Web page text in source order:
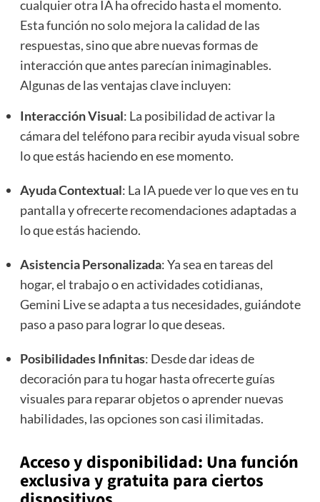
cualquier otra IA ha ofrecido hasta el momento.
Esta función no solo mejora la calidad de las
respuestas, sino que abre nuevas formas de
interacción que antes parecían inimaginables.
Algunas de las ventajas clave incluyen:
Interacción Visual: La posibilidad de activar la
cámara del teléfono para recibir ayuda visual sobre
lo que estás haciendo en ese momento.
Ayuda Contextual: La IA puede ver lo que ves en tu
pantalla y ofrecerte recomendaciones adaptadas a
lo que estás haciendo.
Asistencia Personalizada: Ya sea en tareas del
hogar, el trabajo o en actividades cotidianas,
Gemini Live se adapta a tus necesidades, guiándote
paso a paso para lograr lo que deseas.
Posibilidades Infinitas: Desde dar ideas de
decoración para tu hogar hasta ofrecerte guías
visuales para reparar objetos o aprender nuevas
habilidades, las opciones son casi ilimitadas.
Acceso y disponibilidad: Una función
exclusiva y gratuita para ciertos